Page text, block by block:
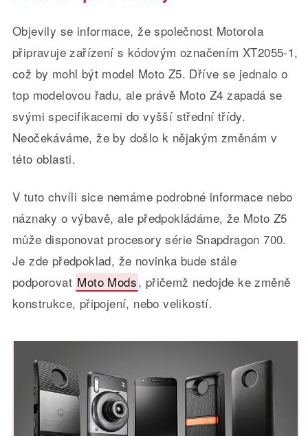
Objevily se informace, že společnost Motorola
připravuje zařízení s kódovým označením XT2055-1,
což by mohl být model Moto Z5. Dříve se jednalo o
top modelovou řadu, ale právě Moto Z4 zapadá se
svými specifikacemi do vyšší střední třídy.
Neočekáváme, že by došlo k nějakým změnám v
této oblasti.
V tuto chvíli sice nemáme podrobné informace nebo
náznaky o výbavě, ale předpokládáme, že Moto Z5
může disponovat procesory série Snapdragon 700.
Je zde předpoklad, že novinka bude stále
podporovat Moto Mods, přičemž nedojde ke změně
konstrukce, připojení, nebo velikostí.